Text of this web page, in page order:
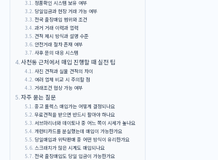
정품확인 시스템 보유 여부
당일입금과 현장 거래 가능 여부
전국 출장매입 범위와 조건
과거 거래 이력과 업력
견적 제시 방식과 설명 수준
안전거래 절차 존재 여부
사후 문의 대응 시스템
사천동 근처에서 매입 진행할 때 실전 팁
사진 견적과 실물 견적의 차이
여러 업체 비교 시 주의할 점
거래조건 협상 가능 여부
자주 묻는 질문
중고 롤렉스 매입가는 어떻게 결정되나요
무료견적을 받으면 반드시 팔아야 하나요
서브마리너와 데이토나 중 어느 쪽이 시세가 높나요
개런티카드를 분실했는데 매입이 가능한가요
당일매입과 위탁판매 중 어떤 방식이 유리한가요
스크래치가 많은 시계도 매입되나요
전국 출장매입도 당일 입금이 가능한가요